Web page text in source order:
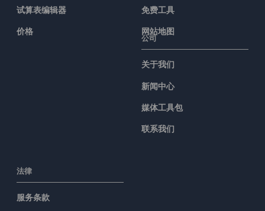
试算表编辑器
价格
免费工具
网站地图
公司
关于我们
新闻中心
媒体工具包
联系我们
法律
服务条款